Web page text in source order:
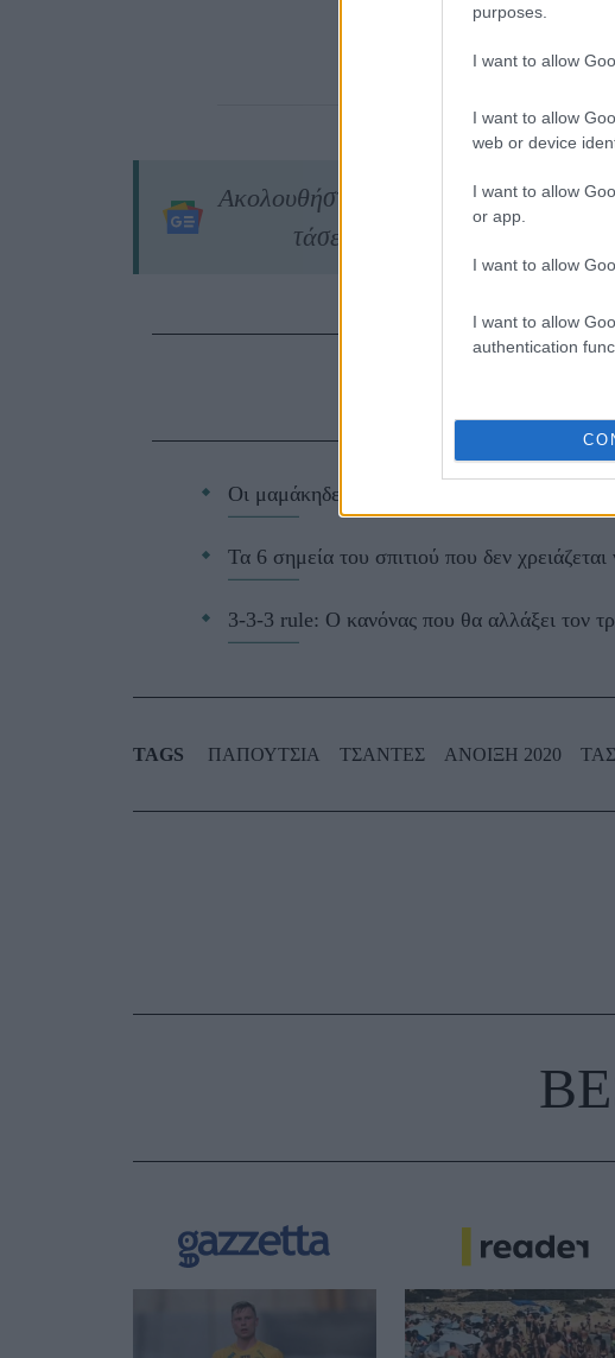
purposes.
I want to allow
I want to allow
web or device
I want to allow
or app.
I want to allow
I want to allow
authentication
Ακολουθήστε το jenny.gr στοgoogle
τάσεις της μόδας, τα τέλεια
Οι μαμάκηδες του ζωδιακού: Αυτά τα ζώδια
Τα 6 σημεία του σπιτιού που δεν
3-3-3 rule: Ο κανόνας που θα αλλάξει τον
TAGS ΠΑΠΟΥΤΣΙΑ ΤΣΑΝΤΕΣ ΑΝΟΙΞΗ 2020